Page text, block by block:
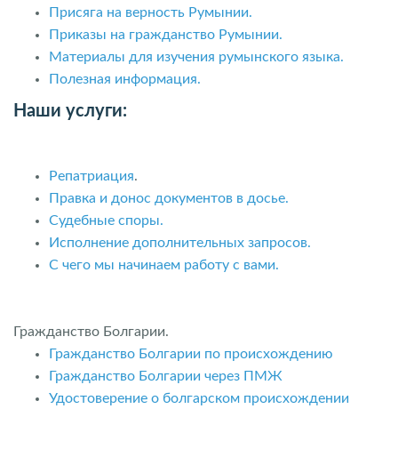
Присяга на верность Румынии.
Приказы на гражданство Румынии.
Материалы для изучения румынского языка.
Полезная информация.
Наши услуги:
Репатриация.
Правка и донос документов в досье.
Судебные споры.
Исполнение дополнительных запросов.
С чего мы начинаем работу с вами.
Гражданство Болгарии.
Гражданство Болгарии по происхождению
Гражданство Болгарии через ПМЖ
Удостоверение о болгарском происхождении